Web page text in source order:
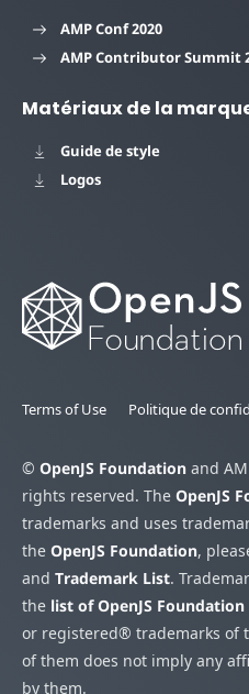
AMP Conf 2020
AMP Contributor Summit
Matériaux de la
Guide de style
Logos
Terms of Use Politique de
© OpenJS Foundation and
rights reserved. The OpenJS
trademarks and uses
the OpenJS Foundation,
and Trademark List.
the list of OpenJS
or registered® trademarks of
of them does not imply any
by them.